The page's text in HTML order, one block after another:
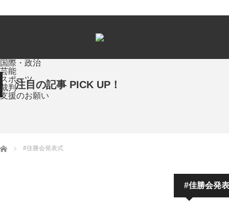
国際・政治
芸能
スポーツ
裁判
支援のお願い
注目の記事 PICK UP！
ホーム #佳勝会発表式
#佳勝会発